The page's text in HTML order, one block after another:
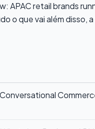
APAC retail brands
o que vai além disso,